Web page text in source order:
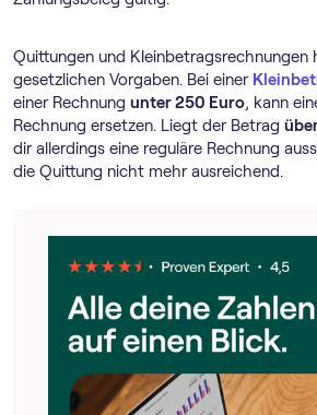
Quittungen und Kleinbetragsrechnungen
gesetzlichen Vorgaben. Bei einer
einer Rechnung unter 250 Euro, kann
Rechnung ersetzen. Liegt der Betrag
dir allerdings eine reguläre Rechnung
die Quittung nicht mehr ausreichend.